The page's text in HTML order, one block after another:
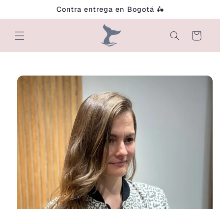
directamente
al contenido
Contra entrega en Bogotá 🛵
Carrito
Ir
información